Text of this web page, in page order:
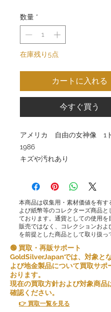
数量 *
在庫残り5点
カートに入れる
今すぐ買う
アメリカ 自由の女神像 1
1986
キズや汚れあり
本商品は収集用・素材価値を有す
よび紙幣等のコレクターズ商品と
ております。通貨としての使用を
販売ではなく、コレクションおよ
を前提とした商品として取り扱っ
🟢 買取・再販サポート
GoldSilverJapanでは、対象と
よび地金製品について買取サポ
おります。
現在の買取方針および対象商品
確認ください。
👉 買取一覧を見る